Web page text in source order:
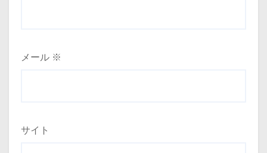
メール ※
サイト